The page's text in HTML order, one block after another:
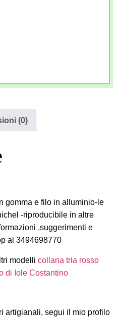
(0)
gomma e filo in alluminio-le
-riproducibile in altre
,suggerimenti e
al 3494698770
modelli collana tria rosso
di Iole Costantino
artigianali, segui il mio profilo